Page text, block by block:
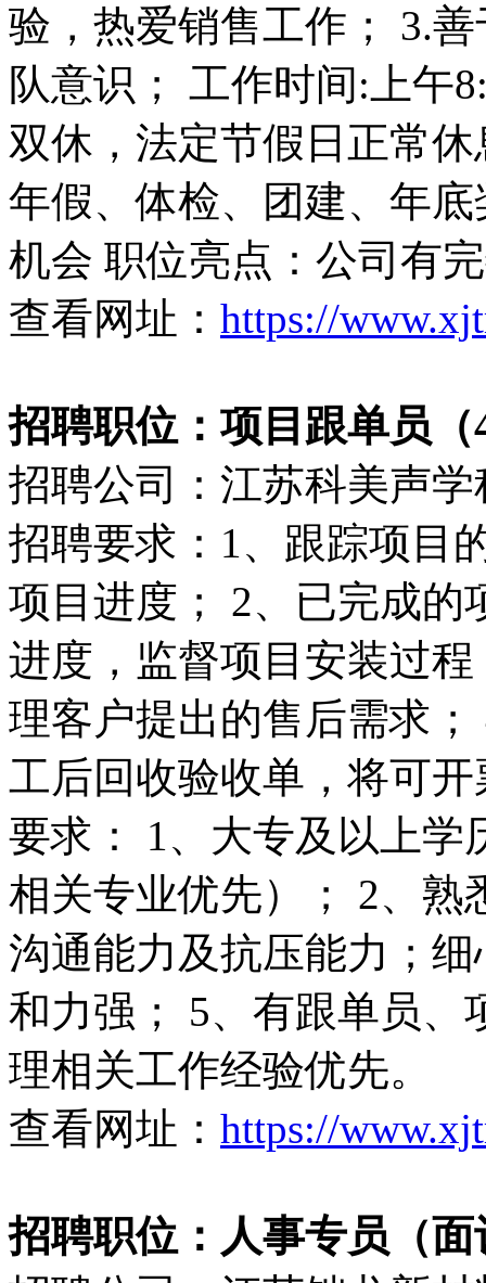
验，热爱销售工作； 3.
队意识； 工作时间:上午
双休，法定节假日正常
年假、体检、团建、年
机会 职位亮点：公司有
查看网址： https://
招聘职位：项目跟单员（
招聘公司：江苏科美声
招聘要求：1、跟踪项目
项目进度； 2、已完成的
进度，监督项目安装过
理客户提出的售后需求
工后回收验收单，将可
要求： 1、大专及以上学
相关专业优先）； 2、熟
沟通能力及抗压能力；
和力强； 5、有跟单员、
理相关工作经验优先。
查看网址： https://
招聘职位：人事专员（面